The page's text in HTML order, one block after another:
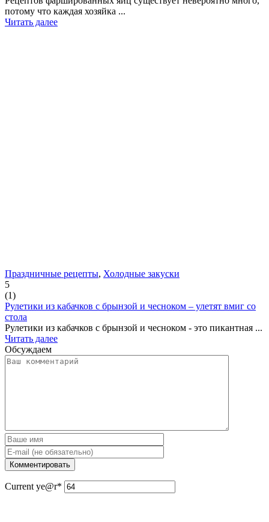
потому что каждая хозяйка ...
Читать далее
Праздничные рецепты, Холодные закуски
5
(1)
Рулетики из кабачков с брынзой и чесноком – улетят вмиг со
стола
Рулетики из кабачков с брынзой и чесноком - это пикантная ...
Читать далее
Обсуждаем
Current ye@r*